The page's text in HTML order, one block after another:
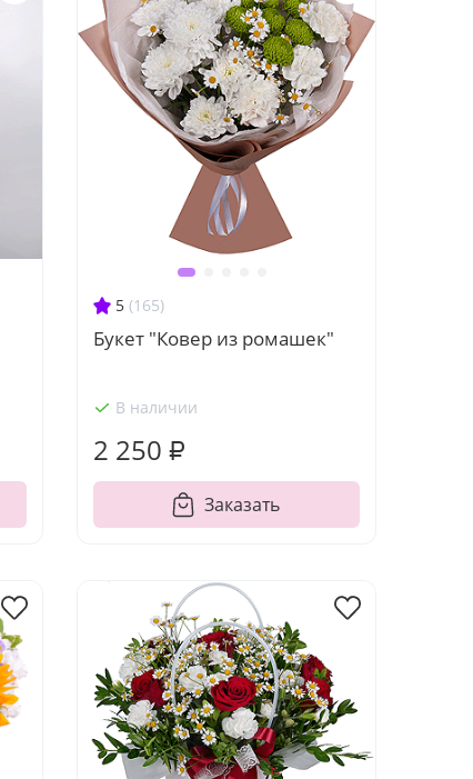
5 (165)
Букет "Ковер из ромашек"
В наличии
2 250 ₽
Заказать